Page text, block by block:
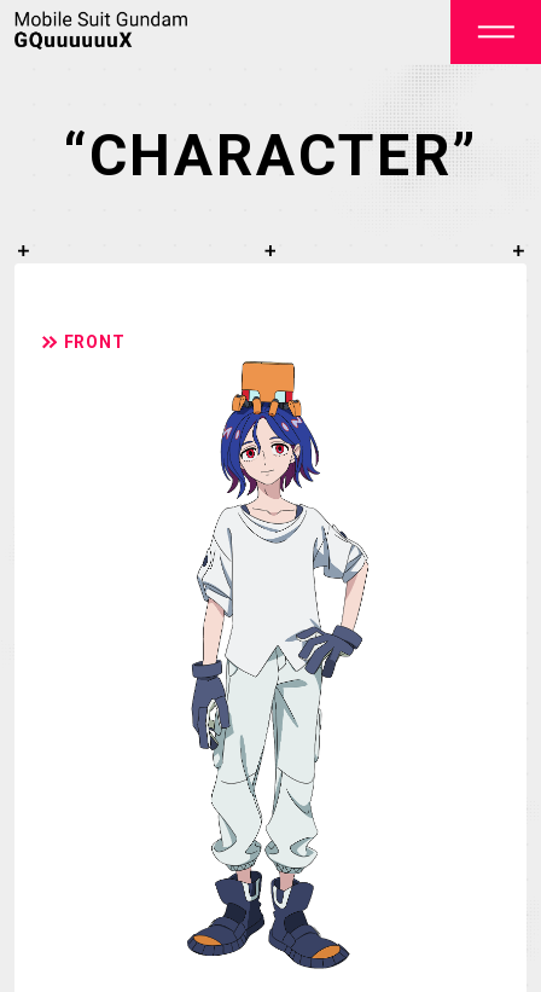
NEWS
STAFF&CAST
CHARACTER
GOODS
MUSIC
LANGUAGE
“CHARACTER”
FRONT